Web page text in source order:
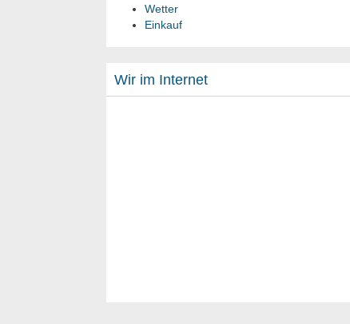
Wetter
Einkauf
Wir im Internet